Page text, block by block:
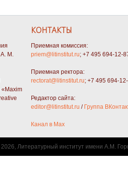
М.
«Maxim
КОНТАКТЫ
Приемная комиссия:
priem@litinstitut.ru; +7 495 694-12-
Приемная ректора:
rectorat@litinstitut.ru; +7 495 694-
Редактор сайта:
editor@litinstitut.ru / Группа
Канал в Max
Литературный институт имени А.М.